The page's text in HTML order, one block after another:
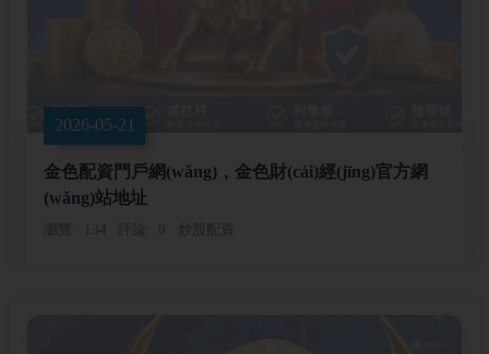
2026-05-21
金色配資門戶網(wǎng)，金色財(cái)經(jīng)官方網
(wǎng)站地址
瀏覽 134 評論 0 炒股配資